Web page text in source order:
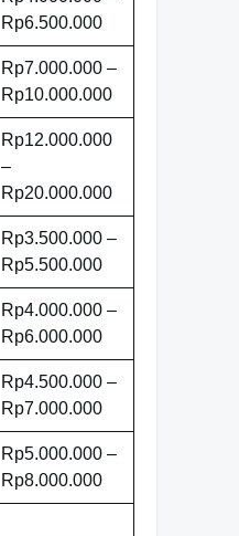
Rp6.500.000
Rp7.000.000 –
Rp10.000.000
Rp12.000.000
–
Rp20.000.000
Rp3.500.000 –
Rp5.500.000
Rp4.000.000 –
Rp6.000.000
Rp4.500.000 –
Rp7.000.000
Rp5.000.000 –
Rp8.000.000